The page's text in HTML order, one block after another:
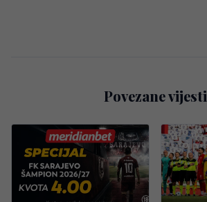
Povezane vijesti